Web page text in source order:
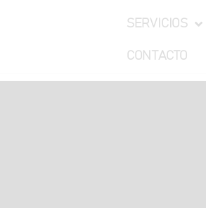
SERVICIOS
CONTACTO